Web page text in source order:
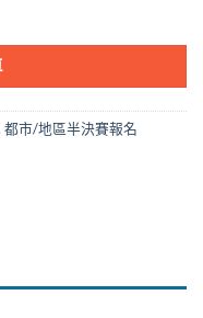
都市/地區半決賽報名